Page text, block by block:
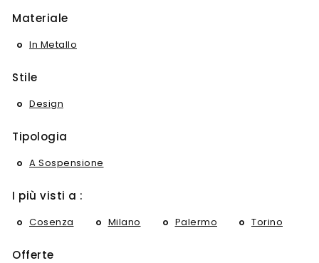
Materiale
In Metallo
Stile
Design
Tipologia
A Sospensione
I più visti a :
Cosenza Milano Palermo Torino
Offerte